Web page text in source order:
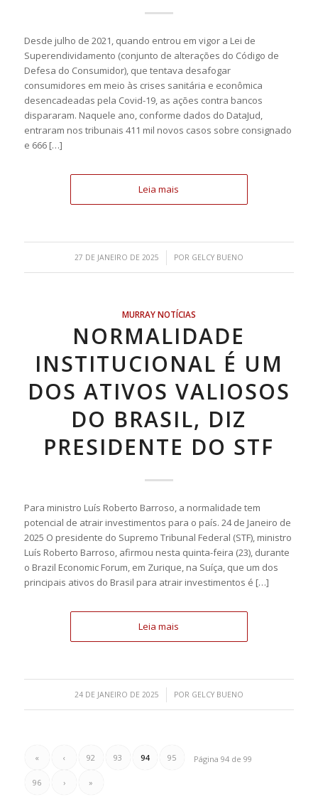
Desde julho de 2021, quando entrou em vigor a Lei de
Superendividamento (conjunto de alterações do Código de
Defesa do Consumidor), que tentava desafogar
consumidores em meio às crises sanitária e econômica
desencadeadas pela Covid-19, as ações contra bancos
dispararam. Naquele ano, conforme dados do DataJud,
entraram nos tribunais 411 mil novos casos sobre consignado
e 666 […]
Leia mais
27 DE JANEIRO DE 2025
/ POR GELCY BUENO
MURRAY NOTÍCIAS
NORMALIDADE
INSTITUCIONAL É UM
DOS ATIVOS VALIOSOS
DO BRASIL, DIZ
PRESIDENTE DO STF
Para ministro Luís Roberto Barroso, a normalidade tem
potencial de atrair investimentos para o país. 24 de Janeiro de
2025 O presidente do Supremo Tribunal Federal (STF), ministro
Luís Roberto Barroso, afirmou nesta quinta-feira (23), durante
o Brazil Economic Forum, em Zurique, na Suíça, que um dos
principais ativos do Brasil para atrair investimentos é […]
Leia mais
24 DE JANEIRO DE 2025
/ POR GELCY BUENO
Página 94 de 99
« ‹ 92 93 94 95
96 › »